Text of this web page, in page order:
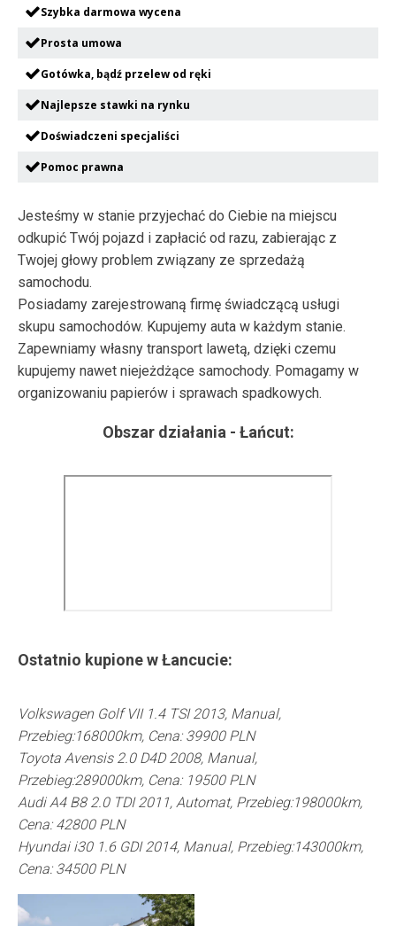
Szybka darmowa wycena
Prosta umowa
Gotówka, bądź przelew od ręki
Najlepsze stawki na rynku
Doświadczeni specjaliści
Pomoc prawna
Jesteśmy w stanie przyjechać do Ciebie na miejscu
odkupić Twój pojazd i zapłacić od razu, zabierając z
Twojej głowy problem związany ze sprzedażą
samochodu.
Posiadamy zarejestrowaną firmę świadczącą usługi
skupu samochodów. Kupujemy auta w każdym stanie.
Zapewniamy własny transport lawetą, dzięki czemu
kupujemy nawet niejeżdżące samochody. Pomagamy w
organizowaniu papierów i sprawach spadkowych.
Obszar działania - Łańcut:
Ostatnio kupione wŁancucie:
Volkswagen Golf VII 1.4 TSI 2013, Manual,
Przebieg:168000km, Cena: 39900 PLN
Toyota Avensis 2.0 D4D 2008, Manual,
Przebieg:289000km, Cena: 19500 PLN
Audi A4 B8 2.0 TDI 2011, Automat, Przebieg:198000km,
Cena: 42800 PLN
Hyundai i30 1.6 GDI 2014, Manual, Przebieg:143000km,
Cena: 34500 PLN